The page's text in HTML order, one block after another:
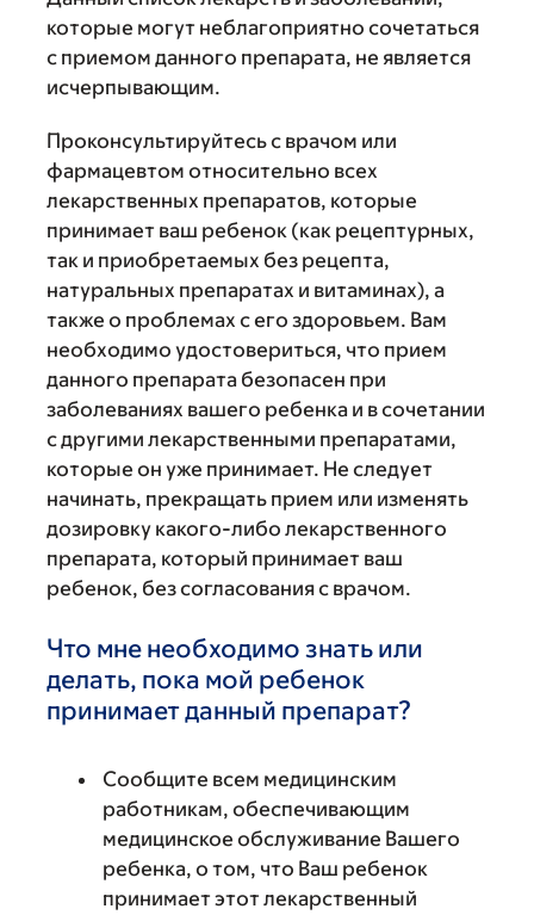
которые могут неблагоприятно сочетаться
с приемом данного препарата, не является
исчерпывающим.
Проконсультируйтесь с врачом или
фармацевтом относительно всех
лекарственных препаратов, которые
принимает ваш ребенок (как рецептурных,
так и приобретаемых без рецепта,
натуральных препаратах и витаминах), а
также о проблемах с его здоровьем. Вам
необходимо удостовериться, что прием
данного препарата безопасен при
заболеваниях вашего ребенка и в сочетании
с другими лекарственными препаратами,
которые он уже принимает. Не следует
начинать, прекращать прием или изменять
дозировку какого-либо лекарственного
препарата, который принимает ваш
ребенок, без согласования с врачом.
Что мне необходимо знать или
делать, пока мой ребенок
принимает данный препарат?
Сообщите всем медицинским
работникам, обеспечивающим
медицинское обслуживание Вашего
ребенка, о том, что Ваш ребенок
принимает этот лекарственный